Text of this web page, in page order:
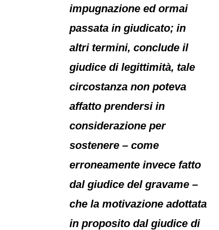
impugnazione ed ormai
passata in giudicato; in
altri termini, conclude il
giudice di legittimità, tale
circostanza non poteva
affatto prendersi in
considerazione per
sostenere – come
erroneamente invece fatto
dal giudice del gravame –
che la motivazione adottata
in proposito dal giudice di